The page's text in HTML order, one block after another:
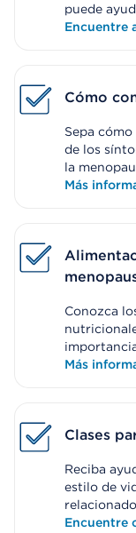
puede
Encuentre
Cómo
Sepa
de los
la
Más
Conozca
Más
Clases
Reciba
estilo de
Encuentre